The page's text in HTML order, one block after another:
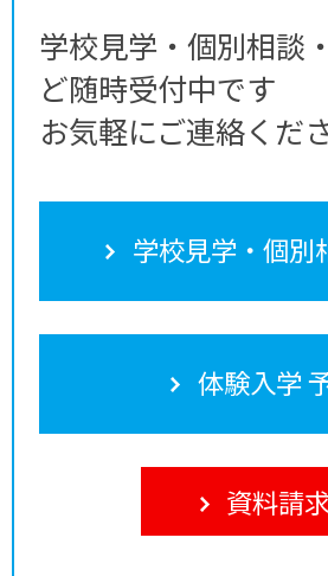
学校見学・個別相談
ど随時受付中です
お気軽にご連絡くだ
学校見学・個別
体験入学
資料請